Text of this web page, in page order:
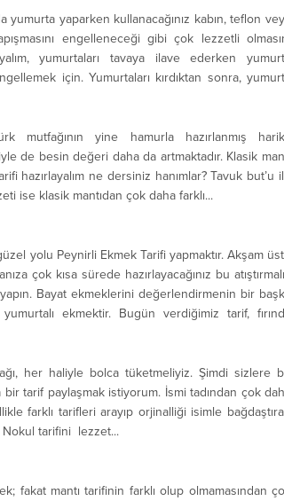
yaparken kullanacağınız kabın, teflon
engelleneceği gibi çok lezzetli
yumurtaları tavaya ilave ederken
için. Yumurtaları kırdıktan sonra,
mutfağının yine hamurla hazırlanmış
de besin değeri daha da artmaktadır. Klasik
hazırlayalım ne dersiniz hanımlar? Tavuk but’u
ise klasik mantıdan çok daha farklı...
yolu Peynirli Ekmek Tarifi yapmaktır. Akşam
çok kısa sürede hazırlayacağınız bu
Bayat ekmeklerini değerlendirmenin bir
ekmektir. Bugün verdiğimiz tarif,
her haliyle bolca tüketmeliyiz. Şimdi sizlere
tarif paylaşmak istiyorum. İsmi tadından çok
farklı tarifleri arayıp orjinalliği isimle
Nokul tarifini lezzet...
fakat mantı tarifinin farklı olup olmamasından